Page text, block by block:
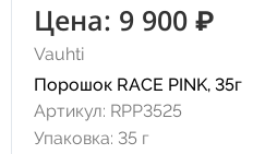
Цена: 9 900 ₽
Vauhti
Порошок RACE PINK, 35г
Артикул: RPP3525
Упаковка: 35 г